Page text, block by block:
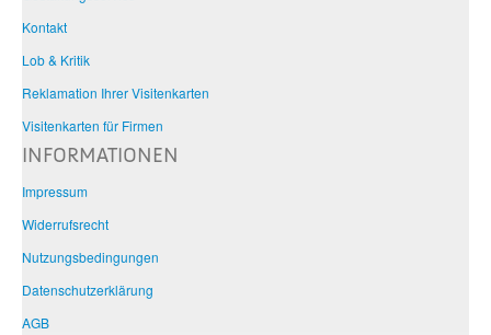
Kontakt
Lob & Kritik
Reklamation Ihrer Visitenkarten
Visitenkarten für Firmen
INFORMATIONEN
Impressum
Widerrufsrecht
Nutzungsbedingungen
Datenschutzerklärung
AGB